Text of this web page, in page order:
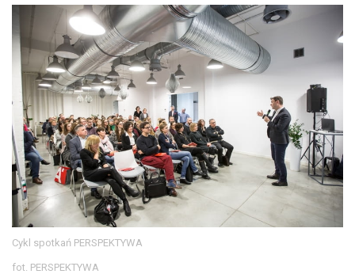
Cykl spotkań PERSPEKTYWA
fot. PERSPEKTYWA